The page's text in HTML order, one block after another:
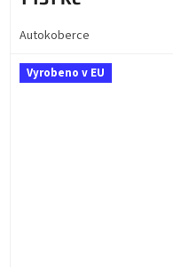
Autokoberce
Vyrobeno v EU